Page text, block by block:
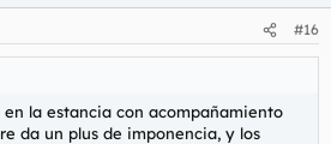
#16
la estancia con acompañamiento
da un plus de imponencia, y los